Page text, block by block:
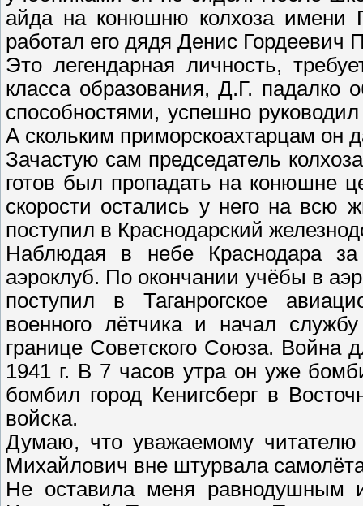
айда на конюшню колхоза имени
работал его дядя Денис Гордеевич
Это легендарная личность,
класса образования, Д.Г. падалко
способностями, успешно
А скольким приморскоахтарцам он
Зачастую сам председатель
готов был пропадать на конюшне
скорости остались у него на всю
поступил в Краснодарский
Наблюдая в небе Краснодара
аэроклуб. По окончании учёбы в
поступил в Таганрогское
военного лётчика и начал
границе Советского Союза. Война
1941 г. В 7 часов утра он уже
бомбил город Кенигсберг в
войска.
Думаю, что уважаемому
Михайлович вне штурвала
Не оставила меня равнодушным